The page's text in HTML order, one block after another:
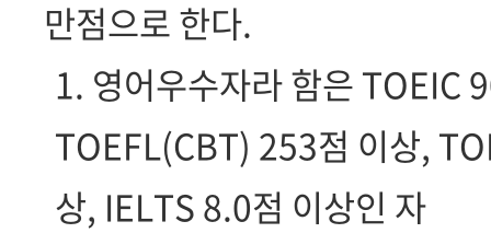
만점으로 한다.
1. 영어우수자라 함은 TOEIC
TOEFL(CBT) 253점 이상,
상, IELTS 8.0점 이상인 자